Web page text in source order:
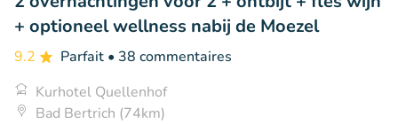
+ optioneel wellness nabij de Moezel
9.2 Parfait • 38 commentaires
Kurhotel Quellenhof
Bad Bertrich (74km)